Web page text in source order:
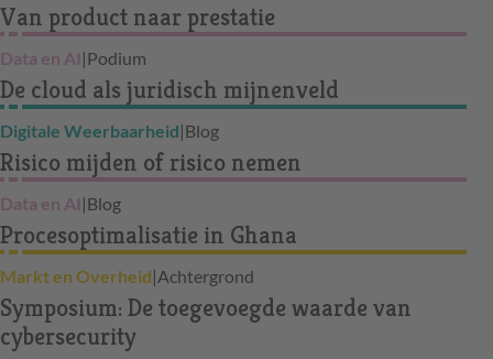
Van product naar prestatie
Data en AI |Podium
De cloud als juridisch mijnenveld
Digitale Weerbaarheid|Blog
Risico mijden of risico nemen
Data en AI |Blog
Procesoptimalisatie in Ghana
Markt en Overheid|Achtergrond
Symposium: De toegevoegde waarde van
cybersecurity